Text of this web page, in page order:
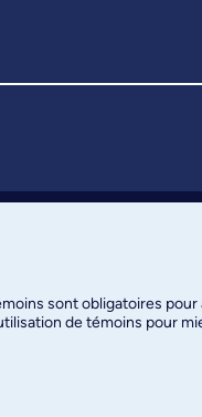
sont obligatoires
de témoins pour